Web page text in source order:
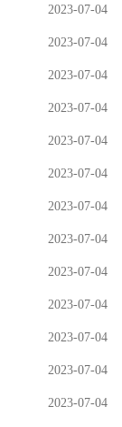
2023-07-04
2023-07-04
2023-07-04
2023-07-04
2023-07-04
2023-07-04
2023-07-04
2023-07-04
2023-07-04
2023-07-04
2023-07-04
2023-07-04
2023-07-04